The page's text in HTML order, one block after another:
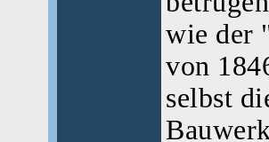
wie der
von
selbst